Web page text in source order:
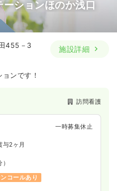
ションほのか浅口
455－3
施設詳細
ンです！
訪問看護
一時募集休止
与2ヶ月
コールあり